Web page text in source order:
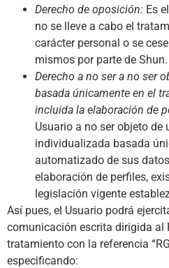
Derecho de oposición: Es
no se lleve a cabo el
carácter personal o se
mismos por parte de Shun.
Derecho a no ser a no ser
basada únicamente en el
incluida la elaboración de
Usuario a no ser objeto de
individualizada basada
automatizado de sus
elaboración de perfiles,
legislación vigente
Así pues, el Usuario podrá
comunicación escrita dirigida al
tratamiento con la referencia
especificando: